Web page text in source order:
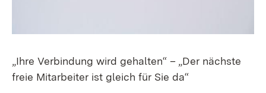
„Ihre Verbindung wird gehalten“ – „Der nächste
freie Mitarbeiter ist gleich für Sie da“